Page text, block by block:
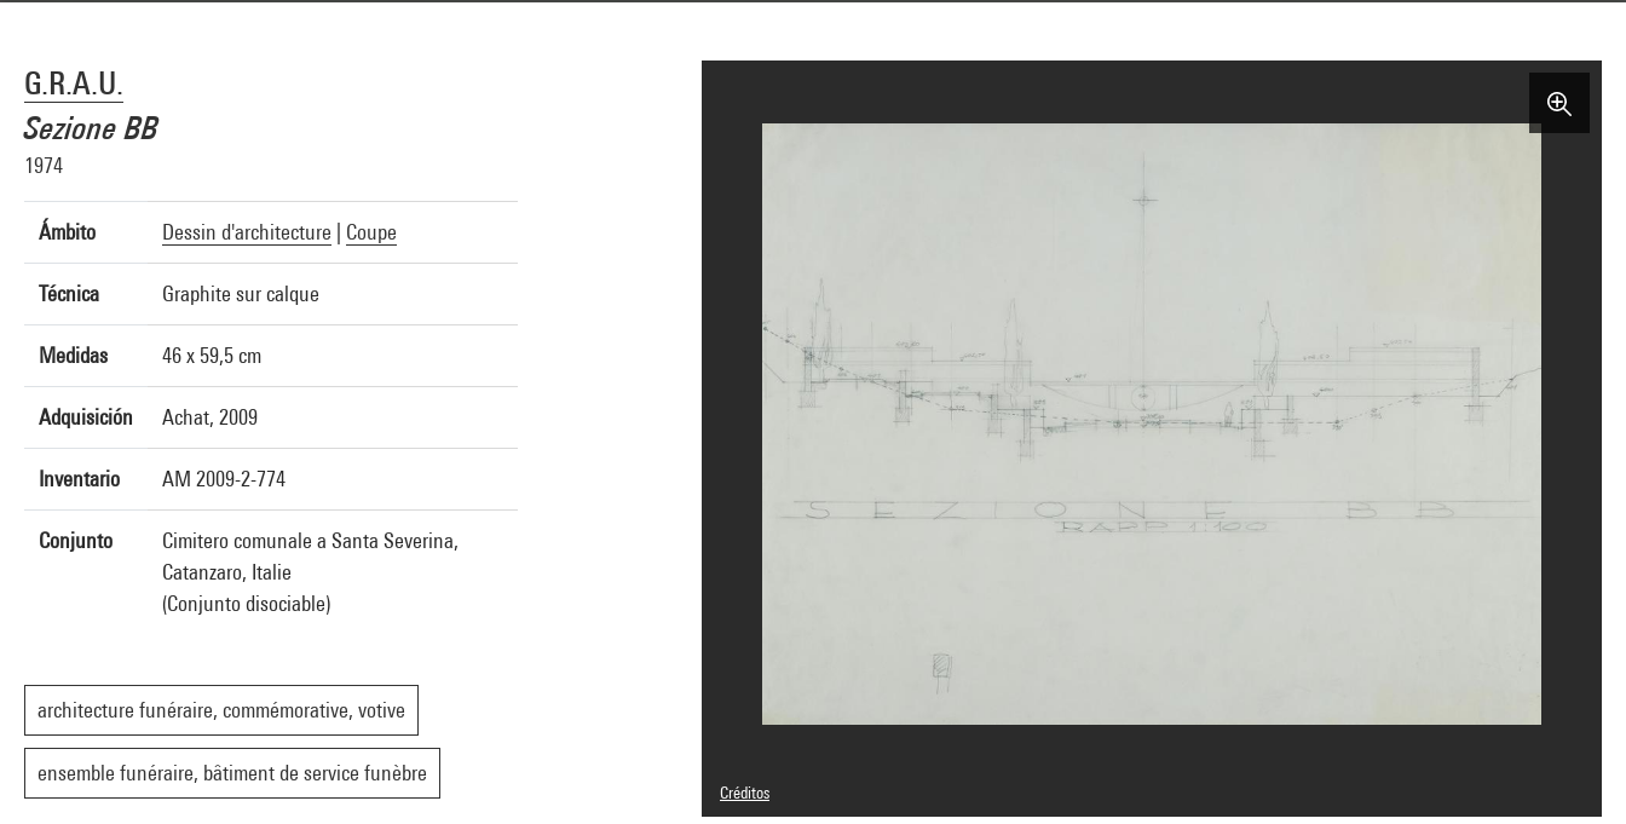
G.R.A.U.
Sezione BB
1974
Ámbito Dessin d'architecture Coupe
Técnica Graphite sur calque
Medidas 46 x 59,5 cm
Adquisición Achat, 2009
Inventario AM 2009-2-774
Conjunto
Cimitero comunale a Santa Severina,
Catanzaro, Italie
(Conjunto disociable)
architecture funéraire, commémorative, votive
ensemble funéraire, bâtiment de service funèbre
Créditos
© G.R.A.U./Alessandro Anselmi, Giuseppe Patane